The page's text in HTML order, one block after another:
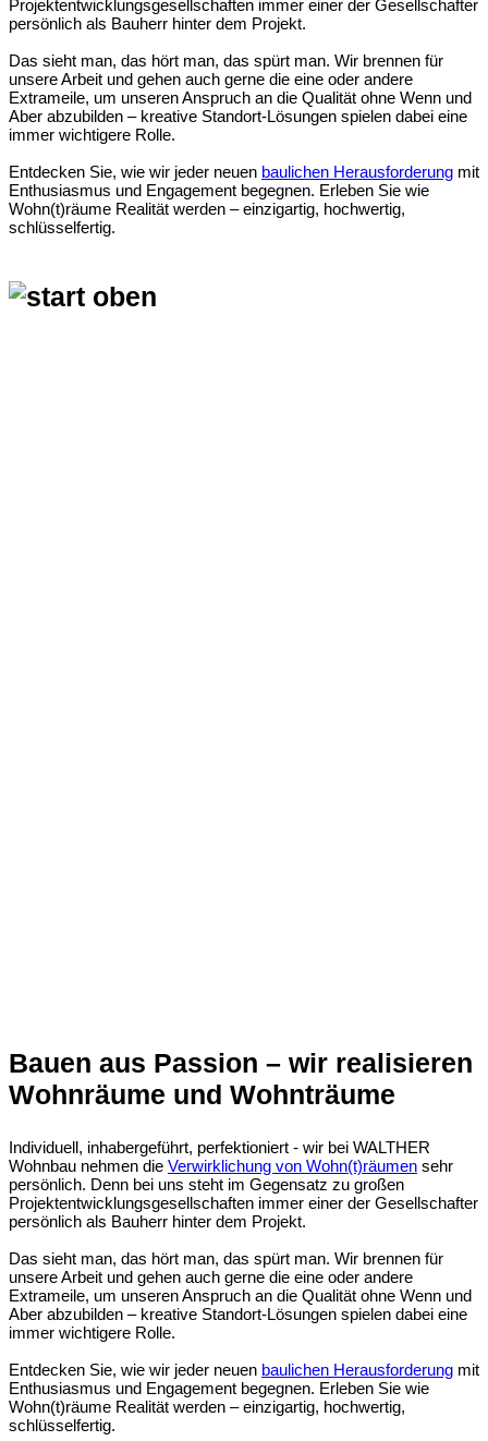
Projektentwicklungsgesellschaften immer einer der Gesellschafter
persönlich als Bauherr hinter dem Projekt.
Das sieht man, das hört man, das spürt man. Wir brennen für
unsere Arbeit und gehen auch gerne die eine oder andere
Extrameile, um unseren Anspruch an die Qualität ohne Wenn und
Aber abzubilden – kreative Standort-Lösungen spielen dabei eine
immer wichtigere Rolle.
Entdecken Sie, wie wir jeder neuen baulichen Herausforderung mit
Enthusiasmus und Engagement begegnen. Erleben Sie wie
Wohn(t)räume Realität werden – einzigartig, hochwertig,
schlüsselfertig.
Bauen aus Passion – wir realisieren
Wohnräume und Wohnträume
Individuell, inhabergeführt, perfektioniert - wir bei WALTHER
Wohnbau nehmen die Verwirklichung von Wohn(t)räumen sehr
persönlich. Denn bei uns steht im Gegensatz zu großen
Projektentwicklungsgesellschaften immer einer der Gesellschafter
persönlich als Bauherr hinter dem Projekt.
Das sieht man, das hört man, das spürt man. Wir brennen für
unsere Arbeit und gehen auch gerne die eine oder andere
Extrameile, um unseren Anspruch an die Qualität ohne Wenn und
Aber abzubilden – kreative Standort-Lösungen spielen dabei eine
immer wichtigere Rolle.
Entdecken Sie, wie wir jeder neuen baulichen Herausforderung mit
Enthusiasmus und Engagement begegnen. Erleben Sie wie
Wohn(t)räume Realität werden – einzigartig, hochwertig,
schlüsselfertig.